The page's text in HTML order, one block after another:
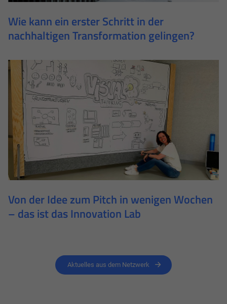
Wie kann ein erster Schritt in der
nachhaltigen Transformation gelingen?
Von der Idee zum Pitch in wenigen Wochen
– das ist das Innovation Lab
Aktuelles aus dem Netzwerk